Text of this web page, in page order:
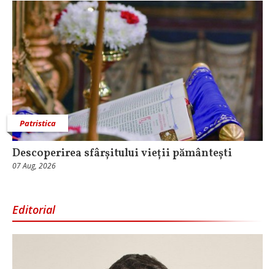
Patristica
Descoperirea sfârșitului vieții pământești
07 Aug, 2026
Editorial